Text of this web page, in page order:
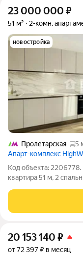
23 000 000 ₽
51 м² 2-комн.
новостройка
Пролетарская
5
Апарт-комплекс
Код объекта: 2206778.
кваpтирa 51 м, 2
ходьбы от метро.
непосредственной
20 153 140 ₽
от 72 397 ₽ в месяц